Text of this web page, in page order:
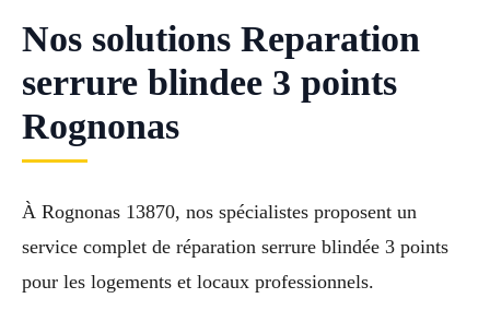
Nos solutions Reparation
serrure blindee 3 points
Rognonas
À Rognonas 13870, nos spécialistes proposent un
service complet de réparation serrure blindée 3 points
pour les logements et locaux professionnels.